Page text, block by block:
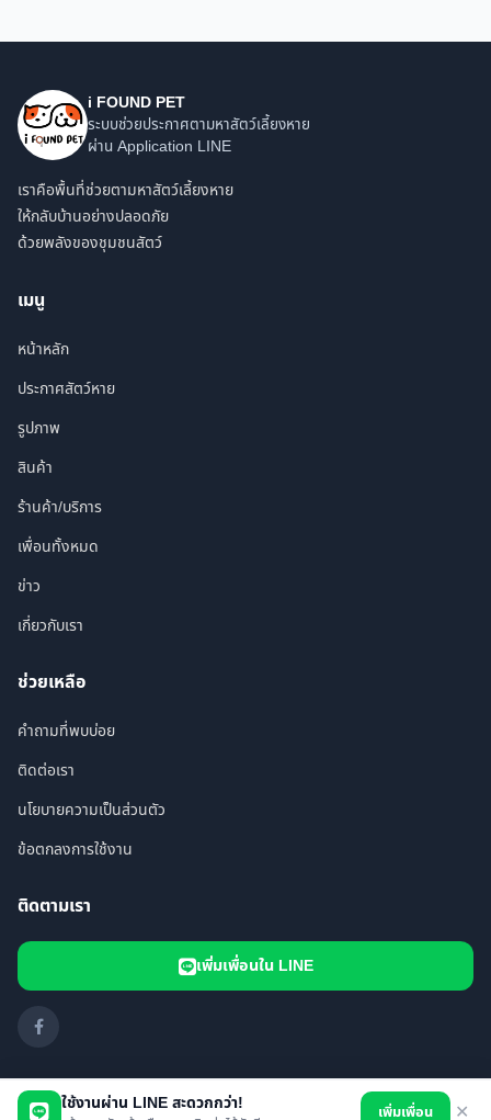
ใช้งานผ่าน LINE สะดวกกว่า! เพิ่มเพื่อน ✕
i FOUND PET
ระบบช่วยประกาศตามหาสัตว์เลี้ยงหาย
ผ่าน Application LINE
เราคือพื้นที่ช่วยตามหาสัตว์เลี้ยงหาย
ให้กลับบ้านอย่างปลอดภัย
ด้วยพลังของชุมชนสัตว์
เมนู
หน้าหลัก
ประกาศสัตว์หาย
รูปภาพ
สินค้า
ร้านค้า/บริการ
เพื่อนทั้งหมด
ข่าว
เกี่ยวกับเรา
ช่วยเหลือ
คำถามที่พบบ่อย
ติดต่อเรา
นโยบายความเป็นส่วนตัว
ข้อตกลงการใช้งาน
ติดตามเรา
เพิ่มเพื่อนใน LINE